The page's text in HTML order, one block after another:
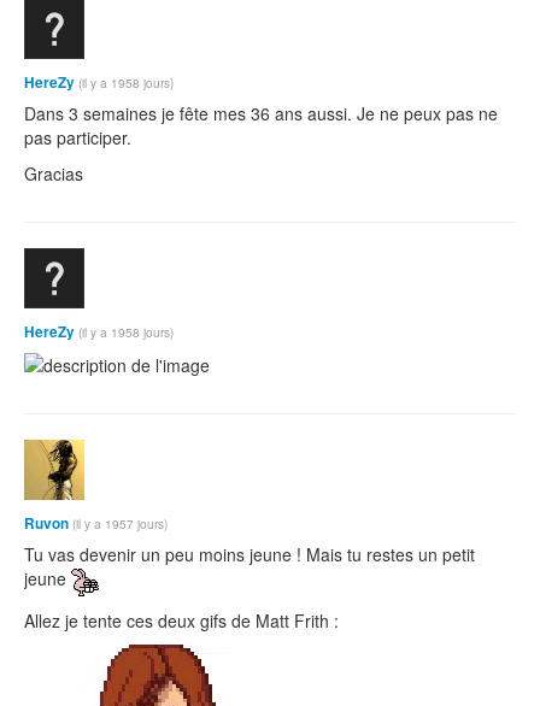
HereZy (il y a 1958 jours)
Dans 3 semaines je fête mes 36 ans aussi. Je ne peux pas ne
pas participer.
Gracias
HereZy (il y a 1958 jours)
Ruvon (il y a 1957 jours)
Tu vas devenir un peu moins jeune ! Mais tu restes un petit
jeune
Allez je tente ces deux gifs de Matt Frith :